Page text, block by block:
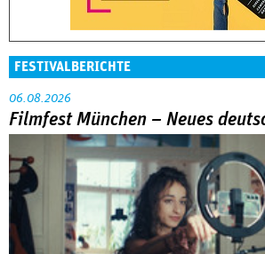
FESTIVALBERICHTE
06.08.2026
Filmfest München – Neues